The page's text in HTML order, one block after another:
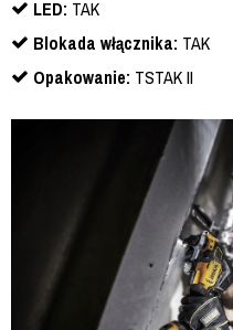
LED: TAK
Blokada włącznika: TAK
Opakowanie: TSTAK II